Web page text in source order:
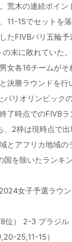
荒木の連続ポイ
11-15でセットを
たFIVBパリ五輪
末に敗れていた。
女各16チームがそ
決勝ラウンドを行
パリオリンピック
了時点でのFIVB
、2枠は現時点で
とアフリカ地域
国を除いたランキ
女子予選ラウ
位） 2-3 ブラジル
25,11-15）